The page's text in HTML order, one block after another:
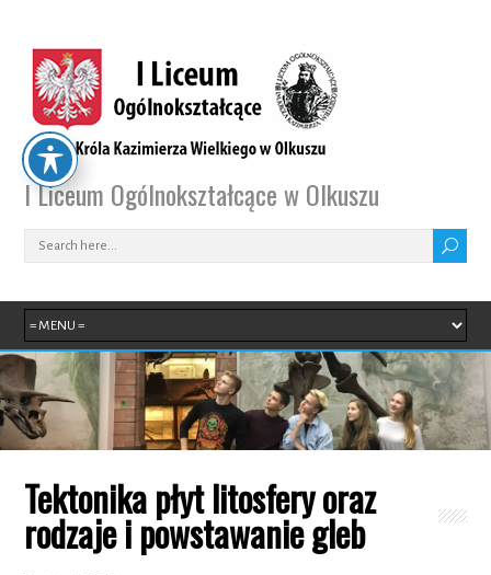
I Liceum Ogólnokształcące w Olkuszu
Tektonika płyt litosfery oraz
rodzaje i powstawanie gleb